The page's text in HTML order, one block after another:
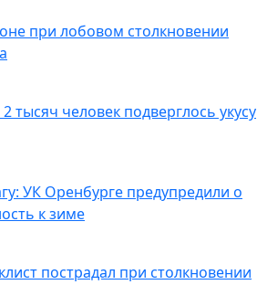
при лобовом столкновении
тысяч человек подверглось укусу
УК Оренбурге предупредили о
к зиме
пострадал при столкновении